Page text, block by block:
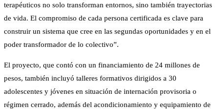
terapéuticos no solo transforman entornos, sino también trayectorias
de vida. El compromiso de cada persona certificada es clave para
construir un sistema que cree en las segundas oportunidades y en el
poder transformador de lo colectivo”.
El proyecto, que contó con un financiamiento de 24 millones de
pesos, también incluyó talleres formativos dirigidos a 30
adolescentes y jóvenes en situación de internación provisoria o
régimen cerrado, además del acondicionamiento y equipamiento de